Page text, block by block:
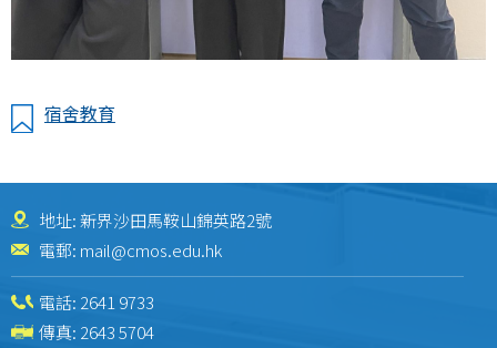
宿舍教育
地址: 新界沙田馬鞍山錦英路2號
電郵: mail@cmos.edu.hk
電話: 2641 9733
傳真: 2643 5704